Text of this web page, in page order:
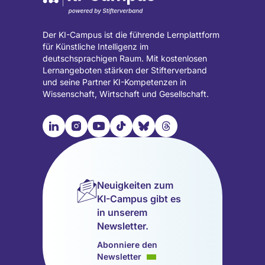
Der KI-Campus ist die führende Lernplattform
für Künstliche Intelligenz im
deutschsprachigen Raum. Mit kostenlosen
Lernangeboten stärken der Stifterverband
und seine Partner KI-Kompetenzen in
Wissenschaft, Wirtschaft und Gesellschaft.

Besuche
unsere
LinkedIn
📹︎
Besuche
unsere
(wird
in
einem
neuen
geöffnet)
📺︎
Besuche
(wird
in
einem
neuen
Tab
geöffnet)
🎵︎
Besuche
(wird
in
einem
neuen
Tab
geöffnet)
🦋︎
Besuche
(wird
in
einem
neuen
Tab
geöffnet)
🧵︎
Besuche
unsere
(wird
in
Neuigkeiten zum
KI-Campus gibt es
in unserem
Newsletter.
Abonniere den
Newsletter